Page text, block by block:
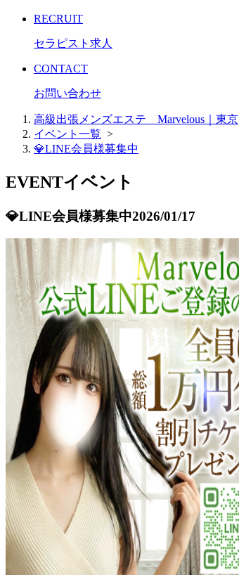
RECRUIT
セラピスト求人
CONTACT
お問い合わせ
高級出張メンズエステ Marvelous｜東京
イベント一覧 >
💎LINE会員様募集中
EVENTイベント
💎LINE会員様募集中2026/01/17